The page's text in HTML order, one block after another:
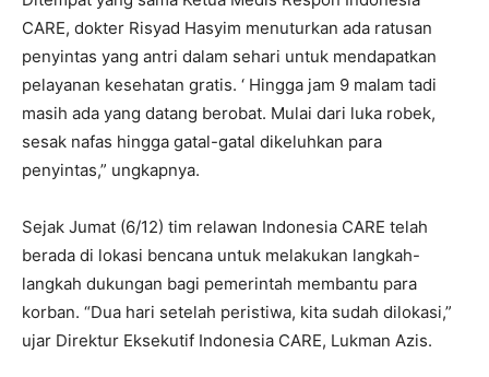
CARE, dokter Risyad Hasyim menuturkan ada ratusan
penyintas yang antri dalam sehari untuk mendapatkan
pelayanan kesehatan gratis. ‘ Hingga jam 9 malam tadi
masih ada yang datang berobat. Mulai dari luka robek,
sesak nafas hingga gatal-gatal dikeluhkan para
penyintas,” ungkapnya.
Sejak Jumat (6/12) tim relawan Indonesia CARE telah
berada di lokasi bencana untuk melakukan langkah-
langkah dukungan bagi pemerintah membantu para
korban. “Dua hari setelah peristiwa, kita sudah dilokasi,”
ujar Direktur Eksekutif Indonesia CARE, Lukman Azis.